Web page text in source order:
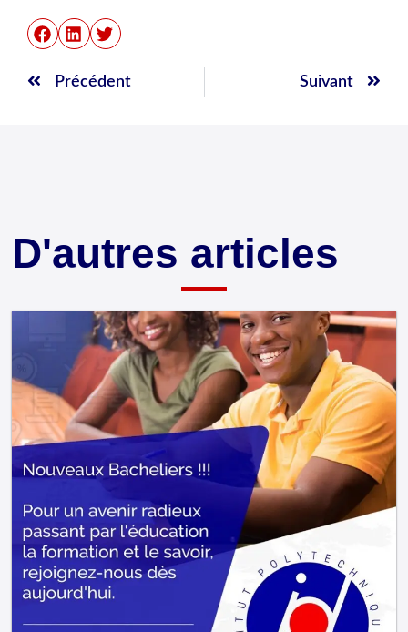
Précédent
Précédent Suivant
D'autres articles